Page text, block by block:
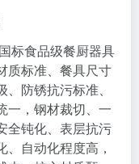
标食品级餐厨器具
质标准、餐具尺寸
防锈抗污标准、
一，钢材裁切、一
全钝化、表层抗污
自动化程度高，